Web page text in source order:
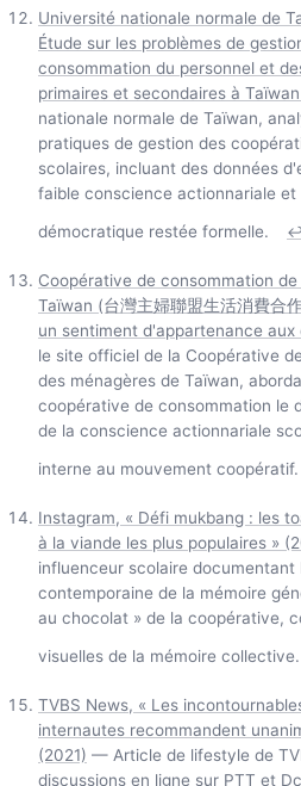
Université nationale normale de
Étude sur les problèmes de
consommation du personnel et
primaires et secondaires à Taïwan
nationale normale de Taïwan,
pratiques de gestion des
scolaires, incluant des données
faible conscience actionnariale et
démocratique restée formelle.
↩
Coopérative de consommation
Taïwan (台灣主婦聯盟生活消費合
un sentiment d'appartenance aux
le site officiel de la Coopérative
des ménagères de Taïwan,
coopérative de consommation le
de la conscience actionnariale
interne au mouvement coopératif.
Instagram, « Défi mukbang : les
à la viande les plus populaires »
influenceur scolaire documentant
contemporaine de la mémoire
au chocolat » de la coopérative,
visuelles de la mémoire collective.
TVBS News, « Les
internautes recommandent
(2021) — Article de lifestyle de
discussions en ligne sur PTT et